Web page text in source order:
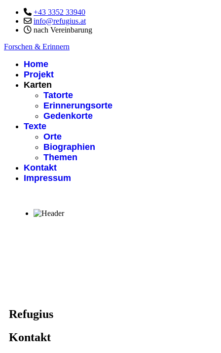
+43 3352 33940
info@refugius.at
nach Vereinbarung
Forschen & Erinnern
Home
Projekt
Karten
Tatorte
Erinnerungsorte
Gedenkorte
Texte
Orte
Biographien
Themen
Kontakt
Impressum
Refugius
Kontakt